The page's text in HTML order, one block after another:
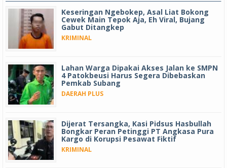
Keseringan Ngebokep, Asal Liat Bokong
Cewek Main Tepok Aja, Eh Viral, Bujang
Gabut Ditangkep
KRIMINAL
Lahan Warga Dipakai Akses Jalan ke SMPN
4 Patokbeusi Harus Segera Dibebaskan
Pemkab Subang
DAERAH PLUS
Dijerat Tersangka, Kasi Pidsus Hasbullah
Bongkar Peran Petinggi PT Angkasa Pura
Kargo di Korupsi Pesawat Fiktif
KRIMINAL